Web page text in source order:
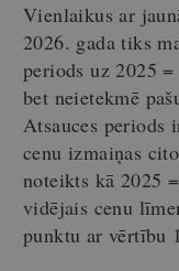
Vienlaikus ar
2026. gada tiks
periods uz 2025
bet neietekmē
Atsauces periods
cenu izmaiņas
noteikts kā 2025
vidējais cenu
punktu ar vērtību